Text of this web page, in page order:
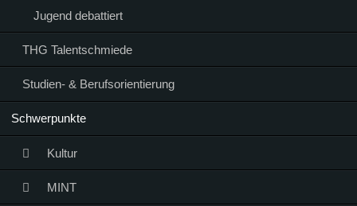
Jugend debattiert
THG Talentschmiede
Studien- & Berufsorientierung
Schwerpunkte
Kultur
MINT